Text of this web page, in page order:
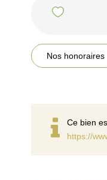
Nos honoraires
Ce bien
https://